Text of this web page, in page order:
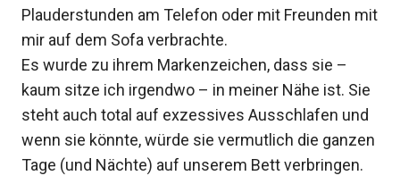
Plauderstunden am Telefon oder mit Freunden mit
mir auf dem Sofa verbrachte.
Es wurde zu ihrem Markenzeichen, dass sie –
kaum sitze ich irgendwo – in meiner Nähe ist. Sie
steht auch total auf exzessives Ausschlafen und
wenn sie könnte, würde sie vermutlich die ganzen
Tage (und Nächte) auf unserem Bett verbringen.